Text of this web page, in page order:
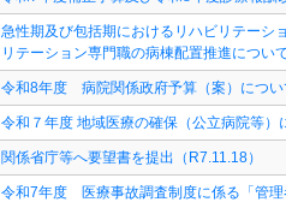
急性期及び包括期におけるリハビリテーシ
リテーション専門職の病棟配置推進につい
令和8年度 病院関係政府予算（案）につい
令和７年度 地域医療の確保（公立病院等
関係省庁等へ要望書を提出（R7.11.18）
令和7年度 医療事故調査制度に係る「管